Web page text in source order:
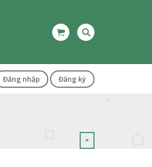
Đăng nhập Đăng ký